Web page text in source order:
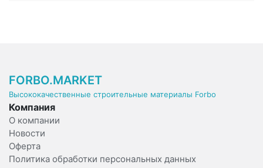
FORBO.MARKET
Высококачественные строительные материалы Forbo
Компания
О компании
Новости
Оферта
Политика обработки персональных данных